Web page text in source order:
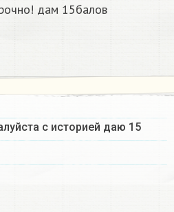
дам 15балов
с историей даю 15